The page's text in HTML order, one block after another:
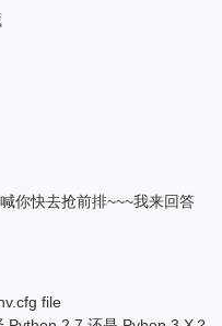
你快去抢前排~~~我来回答
file